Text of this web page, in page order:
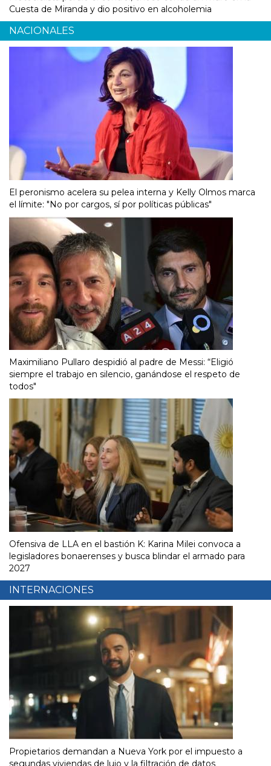
Cuesta de Miranda y dio positivo en alcoholemia
NACIONALES
El peronismo acelera su pelea interna y Kelly Olmos marca
el límite: "No por cargos, sí por políticas públicas"
Maximiliano Pullaro despidió al padre de Messi: “Eligió
siempre el trabajo en silencio, ganándose el respeto de
todos"
Ofensiva de LLA en el bastión K: Karina Milei convoca a
legisladores bonaerenses y busca blindar el armado para
2027
INTERNACIONES
Propietarios demandan a Nueva York por el impuesto a
segundas viviendas de lujo y la filtración de datos